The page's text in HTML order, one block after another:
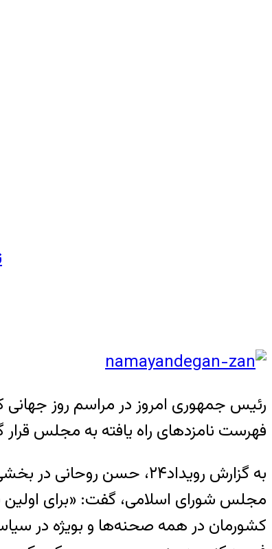
فهرست نامزدهای راه یافته به مجلس قرار
به گزارش رویداد۲۴، حسن
کشورمان در همه صحنه‌ها و بویژه در